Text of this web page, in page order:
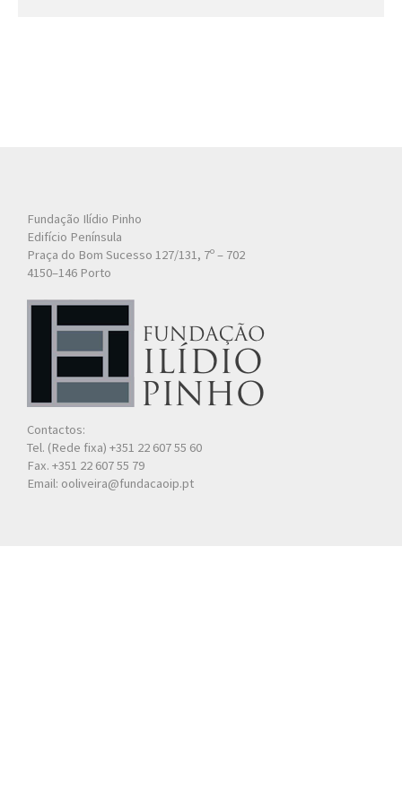
Fundação Ilídio Pinho
Edifício Península
Praça do Bom Sucesso 127/131, 7º – 702
4150–146 Porto
Contactos:
Tel. (Rede fixa) +351 22 607 55 60
Fax. +351 22 607 55 79
Email: ooliveira@fundacaoip.pt